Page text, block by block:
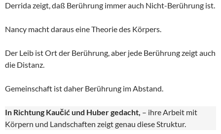
Derrida zeigt, daß Berührung immer auch Nicht-Berührung ist.
Nancy macht daraus eine Theorie des Körpers.
Der Leib ist Ort der Berührung, aber jede Berührung zeigt auch
die Distanz.
Gemeinschaft ist daher Berührung im Abstand.
In Richtung Kaučić und Huber gedacht, – ihre Arbeit mit
Körpern und Landschaften zeigt genau diese Struktur.